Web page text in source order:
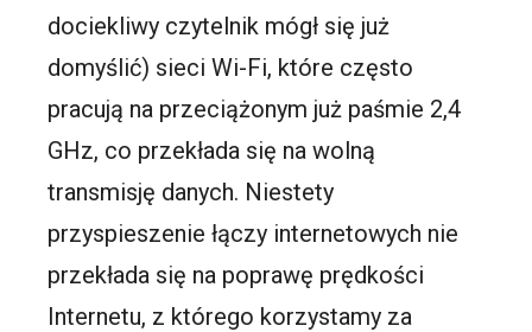
dociekliwy czytelnik mógł się już
domyślić) sieci Wi-Fi, które często
pracują na przeciążonym już paśmie 2,4
GHz, co przekłada się na wolną
transmisję danych. Niestety
przyspieszenie łączy internetowych nie
przekłada się na poprawę prędkości
Internetu, z którego korzystamy za